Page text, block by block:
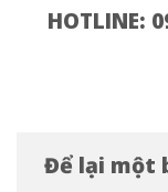
HOTLINE:
Để lại một